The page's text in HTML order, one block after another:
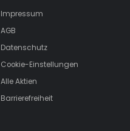
Impressum
AGB
Datenschutz
Cookie-Einstellungen
Alle Aktien
Barrierefreiheit